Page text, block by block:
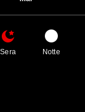
Sera Notte